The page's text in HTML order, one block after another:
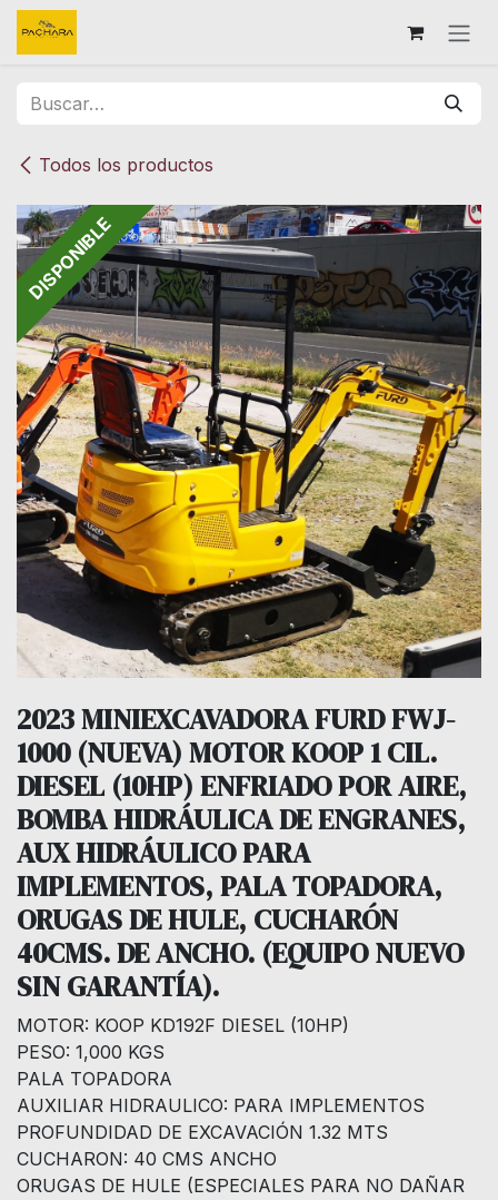
Ir al contenido
Todos los productos
DISPONIBLE
2023 MINIEXCAVADORA FURD FWJ-
1000 (NUEVA) MOTOR KOOP 1 CIL.
DIESEL (10HP) ENFRIADO POR AIRE,
BOMBA HIDRÁULICA DE ENGRANES,
AUX HIDRÁULICO PARA
IMPLEMENTOS, PALA TOPADORA,
ORUGAS DE HULE, CUCHARÓN
40CMS. DE ANCHO. (EQUIPO NUEVO
SIN GARANTÍA).
MOTOR: KOOP KD192F DIESEL (10HP)
PESO: 1,000 KGS
PALA TOPADORA
AUXILIAR HIDRAULICO: PARA IMPLEMENTOS
PROFUNDIDAD DE EXCAVACIÓN 1.32 MTS
CUCHARON: 40 CMS ANCHO
ORUGAS DE HULE (ESPECIALES PARA NO DAÑAR